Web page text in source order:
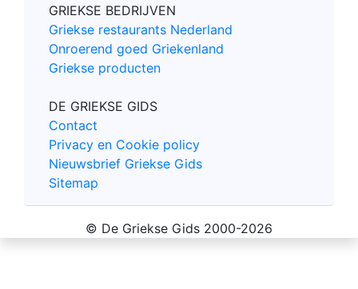
GRIEKSE BEDRIJVEN
Griekse restaurants Nederland
Onroerend goed Griekenland
Griekse producten
DE GRIEKSE GIDS
Contact
Privacy en Cookie policy
Nieuwsbrief Griekse Gids
Sitemap
© De Griekse Gids 2000-2026